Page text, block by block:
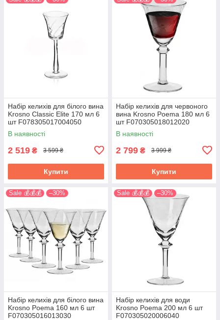
Набір келихів для білого вина
Krosno Classic Elite 170 мл 6
шт F078305017004050
В наявності
2 519 ₴ 3 599 ₴
Купити
Набір келихів для червоного
вина Krosno Poema 180 мл 6
шт F070305018012020
В наявності
2 799 ₴ 3 999 ₴
Купити
Sale 💰💰💰 –30%
Набір келихів для білого вина
Krosno Poema 160 мл 6 шт
F070305016013030
Sale 💰💰💰 –30%
Набір келихів для води
Krosno Poema 200 мл 6 шт
F070305020006040